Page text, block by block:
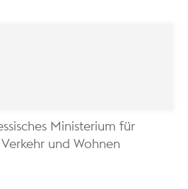
Ministerium für
und Wohnen